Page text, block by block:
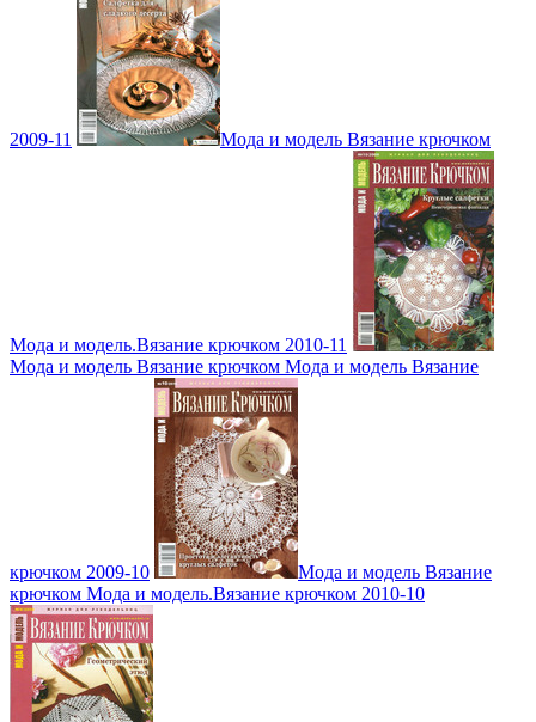
2009-11 Мода и модель Вязание крючком
Мода и модель.Вязание крючком 2010-11
Мода и модель Вязание крючком Мода и модель Вязание
крючком 2009-10
Мода и модель Вязание
крючком Мода и модель.Вязание крючком 2010-10